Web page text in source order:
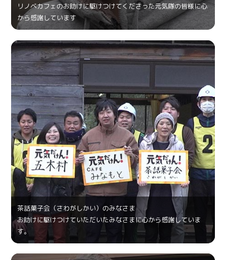
リノベカフェのお助けに駆けつけてくださった元気隊の皆様に心
から感謝しています
茶話菓⼦会（さわがしかい）のみなさま
お助けに駆けつけていただいたみなさまに心から感謝していま
す。